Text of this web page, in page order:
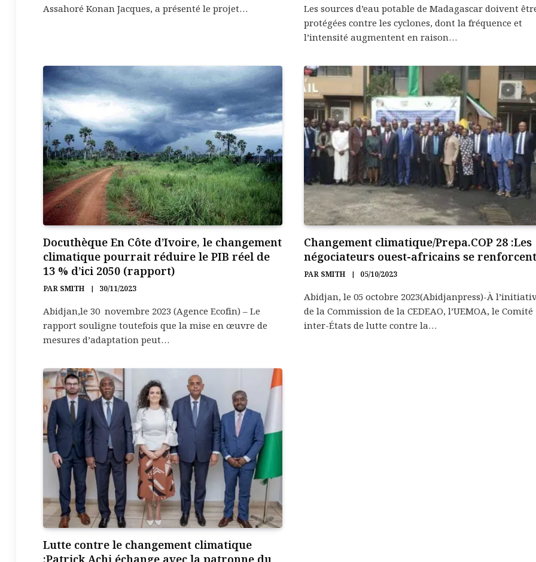
Assahoré Konan Jacques, a présenté le projet…
Les sources d’eau potable de Madagascar doivent
protégées contre les cyclones, dont la fréquence et
l’intensité augmentent en raison…
Docuthèque En Côte d’Ivoire, le changement
climatique pourrait réduire le PIB réel de
13 % d’ici 2050 (rapport)
PAR SMITH 30/11/2023
Abidjan,le 30 novembre 2023 (Agence Ecofin) – Le
rapport souligne toutefois que la mise en œuvre de
mesures d’adaptation peut…
Changement climatique/Prepa.COP 28 :Les
négociateurs ouest-africains se renforcent
PAR SMITH 05/10/2023
Abidjan, le 05 octobre 2023(Abidjanpress)-À
de la Commission de la CEDEAO, l’UEMOA, le Comité
inter-États de lutte contre la…
Lutte contre le changement climatique
:Patrick Achi échange avec la patronne du